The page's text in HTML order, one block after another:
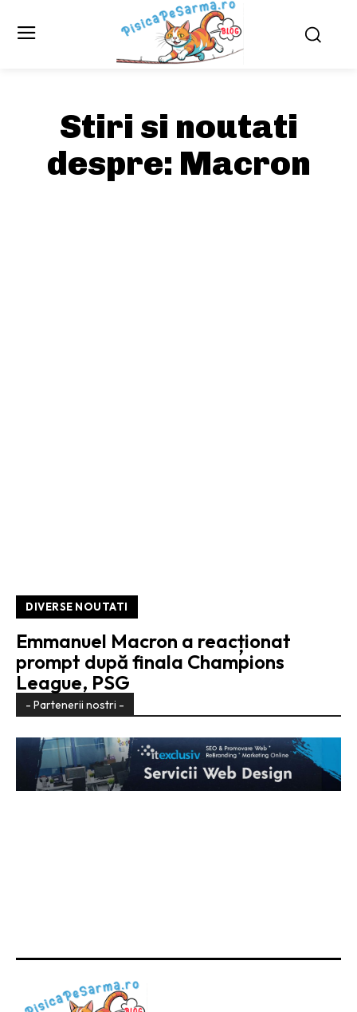
Stiri si noutati
despre: Macron
DIVERSE NOUTATI
Emmanuel Macron a reacționat
prompt după finala Champions
League, PSG
- Partenerii nostri -